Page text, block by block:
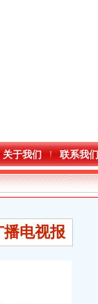
关于我们 联系我们
播电视报